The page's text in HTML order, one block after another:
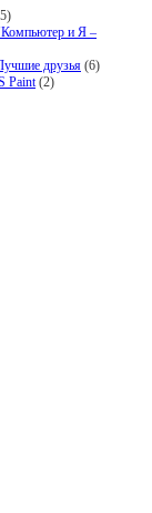
и Я –
друзья (6)
Paint(2)